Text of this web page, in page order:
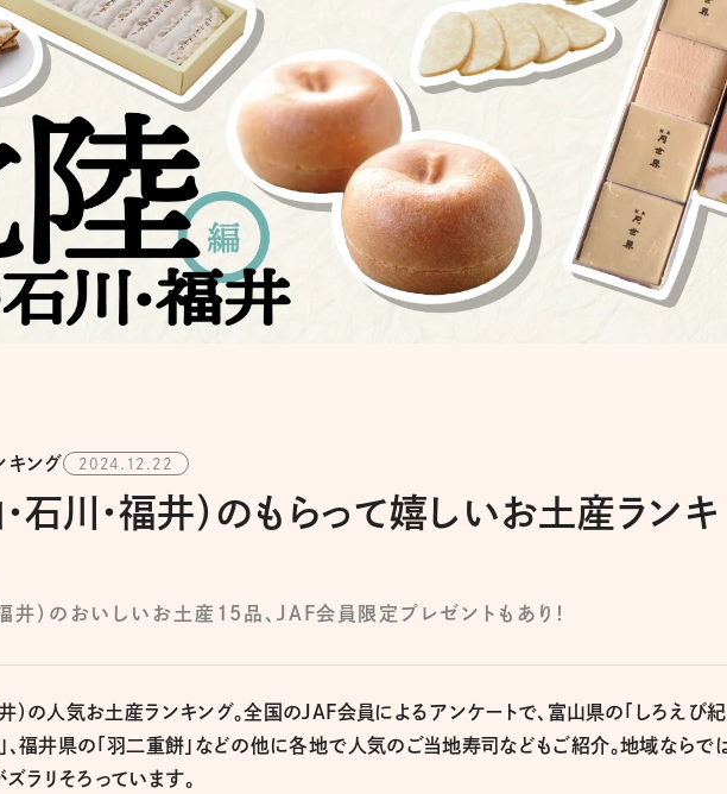
キング 2024.12.22
石川・福井）のもらって嬉しいお土産ランキ
福井）のおいしいお土産15品、JAF会員限定プレゼントもあり！
井）の人気お土産ランキング。全国のJAF会員によるアンケートで、富山県の「しろえび紀
」、福井県の「羽二重餅」などの他に各地で人気のご当地寿司などもご紹介。地域ならで
ラリそろっています。